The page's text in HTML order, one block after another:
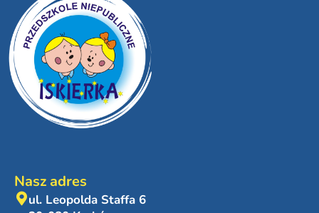
Nasz adres
ul. Leopolda Staffa 6